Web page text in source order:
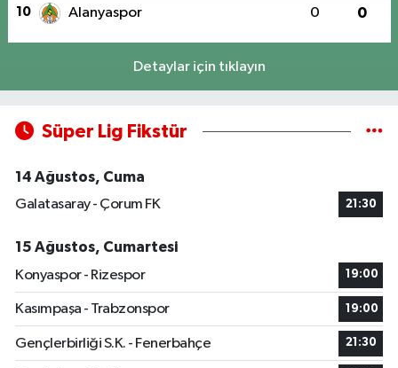
10 Alanyaspor 0 0
Detaylar için tıklayın
Süper Lig Fikstür
14 Ağustos, Cuma
Galatasaray - Çorum FK
21:30
15 Ağustos, Cumartesi
Konyaspor - Rizespor
19:00
Kasımpaşa - Trabzonspor 19:00
Gençlerbirliği S.K. - Fenerbahçe 21:30